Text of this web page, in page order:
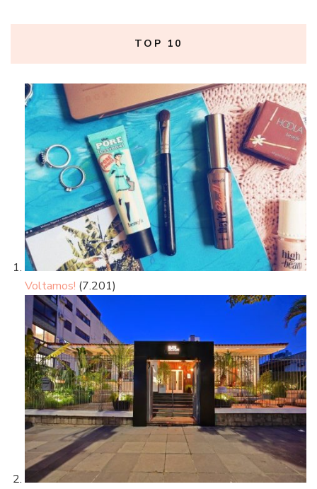
TOP 10
Voltamos! (7.201)